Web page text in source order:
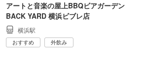
アートと音楽の屋上BBQビアガーデン
BACK YARD 横浜ビブレ店
横浜駅
おすすめ 外飲み